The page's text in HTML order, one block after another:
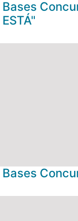
Bases
ESTÁ"
Bases